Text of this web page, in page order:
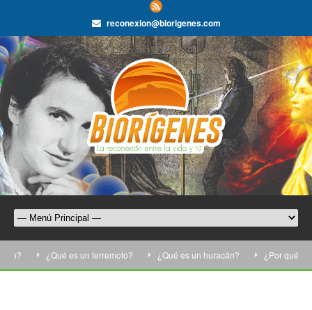
reconexion@biorigenes.com
¿Qué es un terremoto? ¿Qué es un huracán? ¿Por qué nos